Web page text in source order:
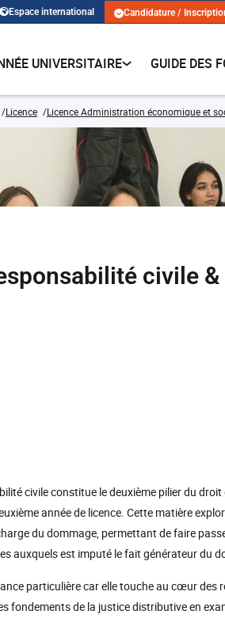
Espace international Candidature /
UNIVERSITAIRE GUIDE DES
Licence Licence Administration économique et
civile
civile constitue le deuxième pilier du
année de licence. Cette matière
du dommage, permettant de faire
auxquels est imputé le fait générateur du
particulière car elle touche au cœur des
fondements de la justice distributive en